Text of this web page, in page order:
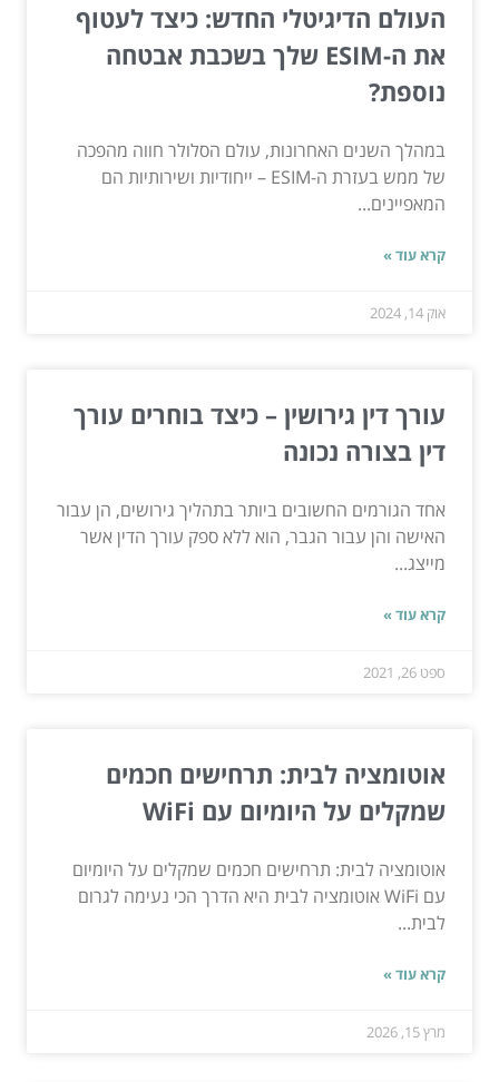
העולם הדיגיטלי החדש: כיצד לעטוף
את ה-ESIM שלך בשכבת אבטחה
נוספת?
במהלך השנים האחרונות, עולם הסלולר חווה מהפכה
של ממש בעזרת ה-ESIM – ייחודיות ושירותיות הם
המאפיינים...
קרא עוד »
אוק 14, 2024
עורך דין גירושין – כיצד בוחרים עורך
דין בצורה נכונה
אחד הגורמים החשובים ביותר בתהליך גירושים, הן עבור
האישה והן עבור הגבר, הוא ללא ספק עורך הדין אשר
מייצג...
קרא עוד »
ספט 26, 2021
אוטומציה לבית: תרחישים חכמים
שמקלים על היומיום עם WiFi
אוטומציה לבית: תרחישים חכמים שמקלים על היומיום
עם WiFi אוטומציה לבית היא הדרך הכי נעימה לגרום
לבית...
קרא עוד »
מרץ 15, 2026